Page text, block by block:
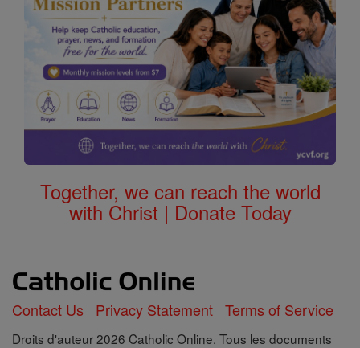
Together, we can reach the world
with Christ | Donate Today
Contact Us Privacy Statement Terms of Service
Droits d'auteur 2026 Catholic Online. Tous les documents